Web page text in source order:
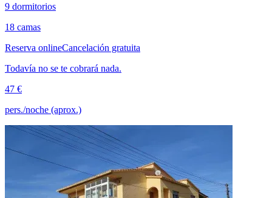
9 dormitorios
18 camas
Reserva onlineCancelación gratuita
Todavía no se te cobrará nada.
47 €
pers./noche (aprox.)